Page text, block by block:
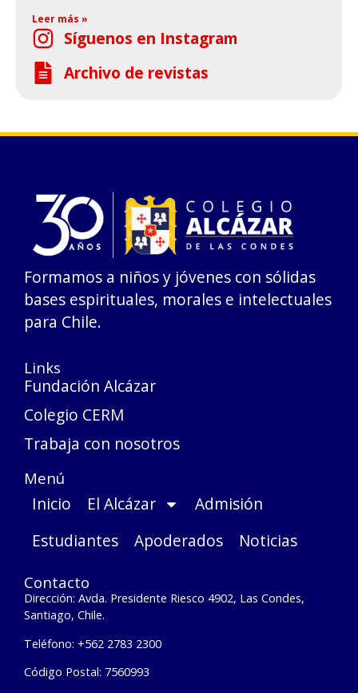
Leer más »
Síguenos en Instagram
Archivo de revistas
Formamos a niños y jóvenes con sólidas
bases espirituales, morales e intelectuales
para Chile.
Links
Fundación Alcázar
Colegio CERM
Trabaja con nosotros
Menú
Inicio El Alcázar
Admisión
Estudiantes
Apoderados Noticias
Contacto
Dirección: Avda. Presidente Riesco 4902, Las Condes,
Santiago, Chile.
Teléfono: +562 2783 2300
Código Postal: 7560993